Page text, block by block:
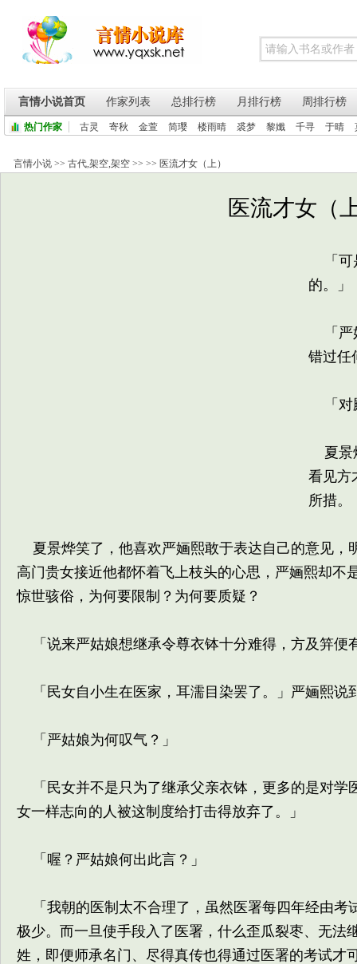
言情小说首页 作家列表 总排行榜 月排行榜 周排行榜
热门作家 古灵 寄秋 金萱 简璎 楼雨晴 裘梦 黎孅 千寻 于晴
言情小说 >> 古代,架空,架空 >> >> 医流才女（上）
医流才女（
「可
的。」
「严
错过任
「对
夏景
看见方
所措。
夏景烨笑了，他喜欢严婳熙敢于表达自己的意见，
高门贵女接近他都怀着飞上枝头的心思，严婳熙却
惊世骇俗，为何要限制？为何要质疑？
「说来严姑娘想继承令尊衣钵十分难得，方及笄便
「民女自小生在医家，耳濡目染罢了。」严婳熙说
「严姑娘为何叹气？」
「民女并不是只为了继承父亲衣钵，更多的是对学
女一样志向的人被这制度给打击得放弃了。」
「喔？严姑娘何出此言？」
「我朝的医制太不合理了，虽然医署每四年经由考
极少。而一旦使手段入了医署，什么歪瓜裂枣、无
姓，即便师承名门、尽得真传也得通过医署的考试才